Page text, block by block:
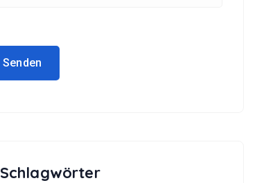
Schlagwörter